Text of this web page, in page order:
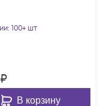
: 100+ шт
₽
В корзину